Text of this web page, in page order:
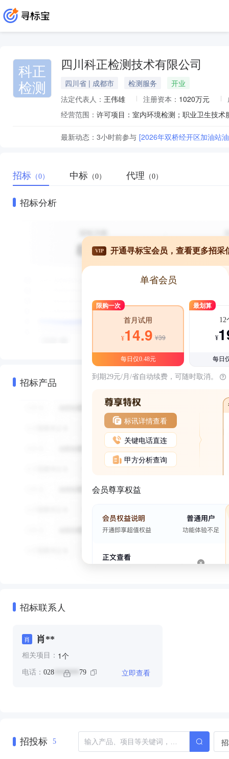
科正
检测
四川科正检测技术有限公司
四川省 | 成都市 检测服务
开业
法定代表人： 王伟雄 注册资本： 1020万元
经营范围：
最新动态： 3小时前参与 [2026年双桥经开区加油站
招标 （0） 中标 （0） 代理 （0）
招标分析
招标产品
VIP 开通寻标宝会员，查看更多招采
单省会员
限购一次
首月试用
¥14.9 ¥39
每日仅0.48元
最划算
12
¥
每日
到期29元/月/省自动续费，可随时取消。
标讯详情查看
关键电话直连
甲方分析查询
会员尊享权益
招标联系人
肖 肖**
相关项目： 1个
电话： 028 ******* 79 立即查看
招投标 5